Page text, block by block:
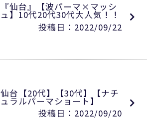
『仙台』【波パーマ×マッシ
ュ】10代20代30代大人気！！
投稿日：2022/09/22
仙台【20代】【30代】【ナチ
ュラルパーマショート】
投稿日：2022/09/20